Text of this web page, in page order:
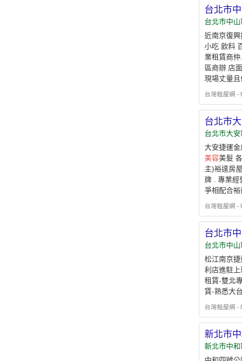
台北市
台北市中
近南京復
小吃 飲料
業租賃商
區商辦 店
現場丈量
台灣租屋網 -
台北市
台北市大
大安捷運
美容美髮
主)裕達房
牌 . 專業經
爭相配合
台灣租屋網 -
台北市
台北市中
松江南京
利店進駐
租賃-雙北
賃-熟悉大
台灣租屋網 -
新北市
新北市中